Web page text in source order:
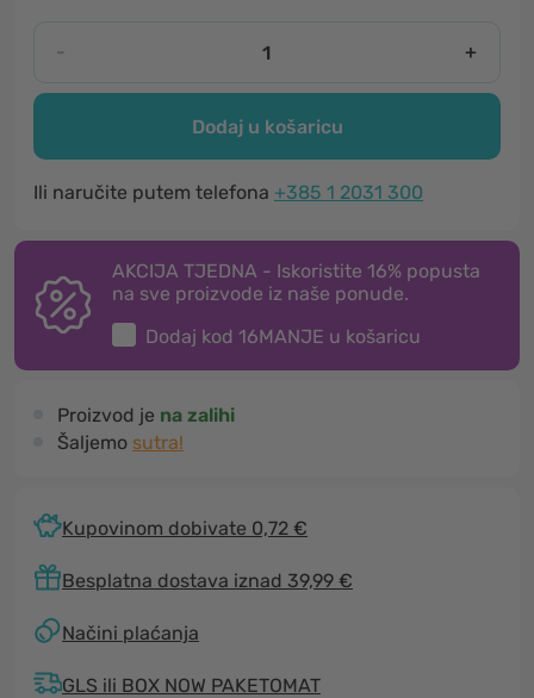
- +
Dodaj u košaricu
Ili naručite putem telefona +385 1 2031 300
AKCIJA TJEDNA - Iskoristite 16% popusta
na sve proizvode iz naše ponude.
Dodaj kod 16MANJE u košaricu
Proizvod je na zalihi
Šaljemo sutra!
Kupovinom dobivate 0,72 €
Besplatna dostava iznad 39,99 €
Načini plaćanja
GLS ili BOX NOW PAKETOMAT